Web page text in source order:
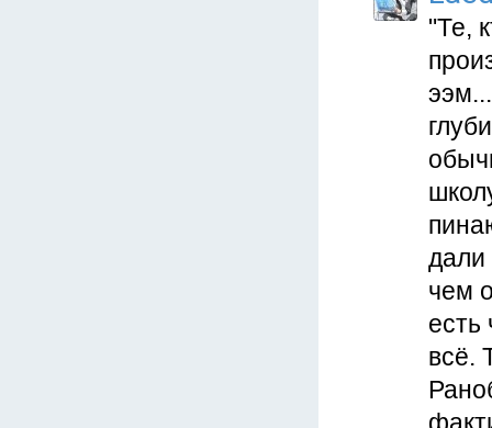
"Те,
дали
чем
есть
всё.